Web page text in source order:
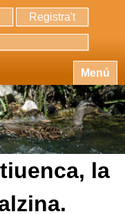
Registra't
Menú
la